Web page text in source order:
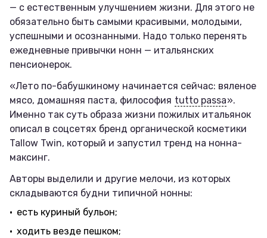
— с естественным улучшением жизни. Для этого не
обязательно быть самыми красивыми, молодыми,
успешными и осознанными. Надо только перенять
ежедневные привычки нонн — итальянских
пенсионерок.
«Лето по-бабушкиному начинается сейчас: вяленое
мясо, домашняя паста, философия tutto passa».
Именно так суть образа жизни пожилых итальянок
описал в соцсетях бренд органической косметики
Tallow Twin, который и запустил тренд на нонна-
максинг.
Авторы выделили и другие мелочи, из которых
складываются будни типичной нонны:
есть куриный бульон;
ходить везде пешком;